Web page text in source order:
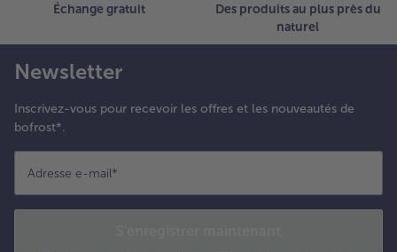
Échange gratuit
Des produits au plus près du
naturel
Newsletter
Inscrivez-vous pour recevoir les offres et les nouveautés de
bofrost*.
Adresse e-mail*